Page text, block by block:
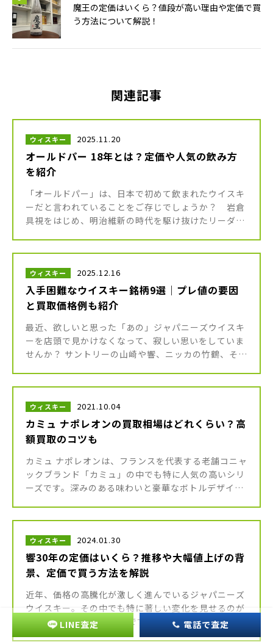
魔王の定価はいくら？値段が高い理由や定価で買
う方法について解説！
関連記事
ウィスキー 2025.11.20
オールドパー 18年とは？定価や人気の飲み方
を紹介
「オールドパー」は、日本で初めて飲まれたウイスキ
ーだと言われていることをご存じでしょうか？ 岩倉
具視をはじめ、明治維新の時代を駆け抜けたリーダー
ウィスキー 2025.12.16
入手困難なウイスキー銘柄9選｜プレ値の要因
と買取価格例も紹介
最近、欲しいと思った「あの」ジャパニーズウイスキ
ーを店頭で見かけなくなって、寂しい思いをしていま
せんか？ サントリーの山崎や響、ニッカの竹鶴、そし
ウィスキー 2021.10.04
カミュ ナポレオンの買取相場はどれくらい？高
額買取のコツも
カミュ ナポレオンは、フランスを代表する老舗コニャ
ックブランド「カミュ」の中でも特に人気の高いシリ
ーズです。深みのある味わいと豪華なボトルデザイン
ウィスキー 2024.01.30
響30年の定価はいくら？推移や大幅値上げの背
景、定価で買う方法を解説
近年、価格の高騰化が激しく進んでいるジャパニーズ
ウイスキー。その中でも特に著しい変化を見せるのが
サントリーの「響30年」です。 発売当時から人気を
集める「響」シリーズの最高峰として知られている銘
LINE査定 電話で査定